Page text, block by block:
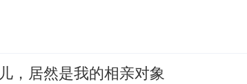
，居然是我的相亲对象